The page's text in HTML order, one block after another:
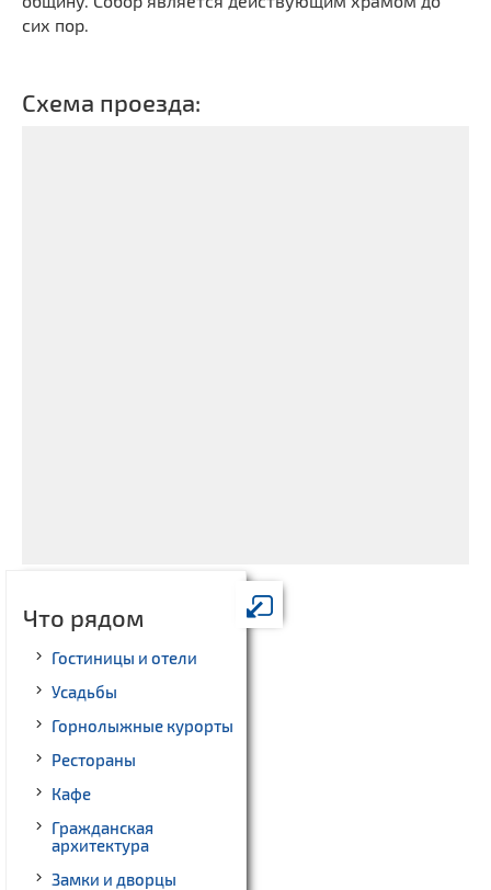
сих пор.
Схема проезда:
Что рядом
Гостиницы и отели
Усадьбы
Горнолыжные курорты
Рестораны
Кафе
Гражданская
архитектура
Замки и дворцы